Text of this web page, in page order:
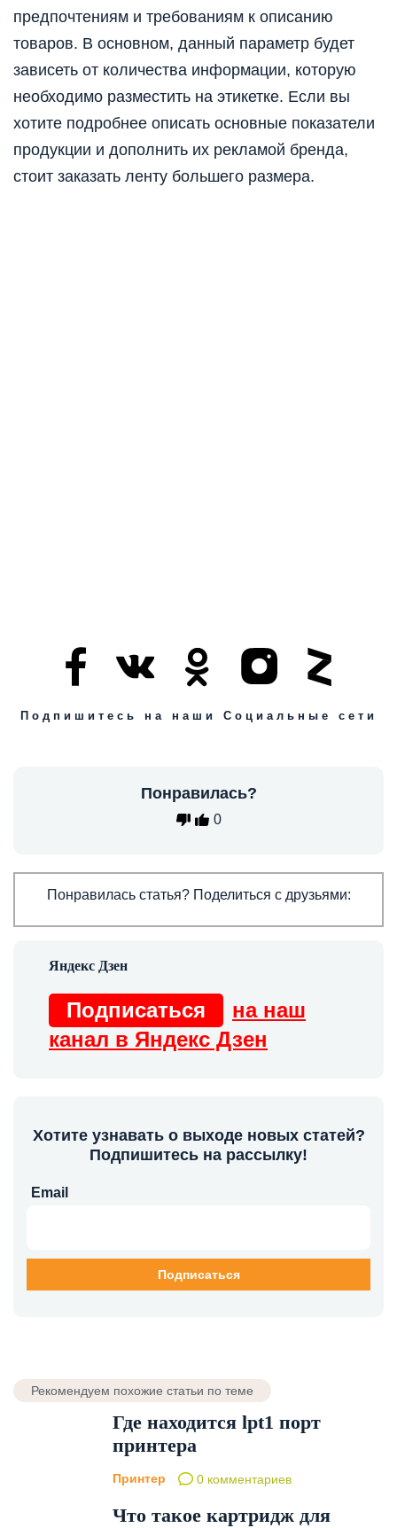
предпочтениям и требованиям к описанию
товаров. В основном, данный параметр будет
зависеть от количества информации, которую
необходимо разместить на этикетке. Если вы
хотите подробнее описать основные показатели
продукции и дополнить их рекламой бренда,
стоит заказать ленту большего размера.
Подпишитесь на наши Социальные сети
Понравилась?
0
Понравилась статья? Поделиться с друзьями:
Подписаться
на наш
канал в Яндекс Дзен
Хотите узнавать о выходе новых статей?
Подпишитесь на рассылку!
Email
Рекомендуем похожие статьи по теме
Где находится lpt1 порт
принтера
Принтер 0 комментариев
Что такое картридж для